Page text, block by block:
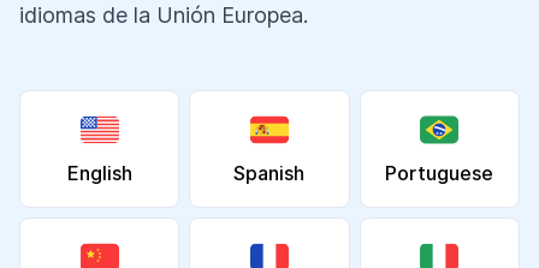
idiomas de la Unión Europea.
English Spanish Portuguese